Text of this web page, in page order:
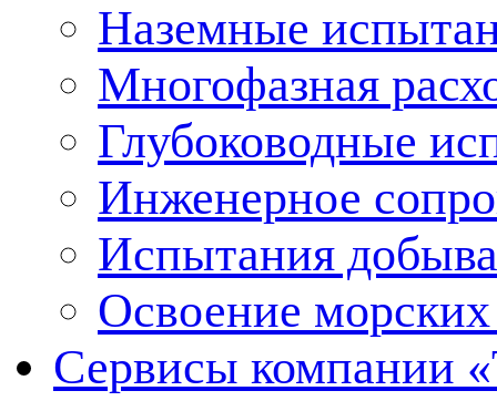
Наземные
Многофазная
Глубоководные
Инженерное
Испытания
Освоение
Сервисы компании